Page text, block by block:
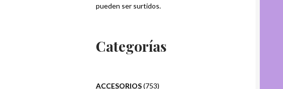
pueden ser surtidos.
Categorías
ACCESORIOS 753753